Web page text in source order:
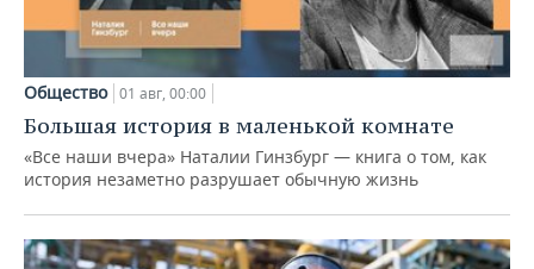
Общество 01 авг, 00:00
Большая история в маленькой комнате
«Все наши вчера» Наталии Гинзбург — книга о том, как
история незаметно разрушает обычную жизнь